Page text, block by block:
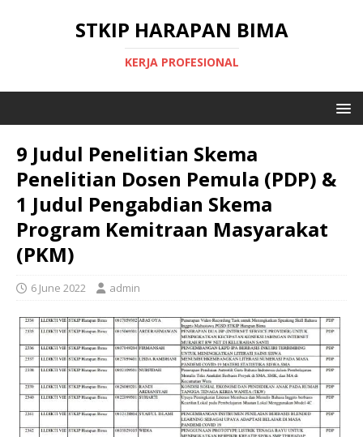
STKIP HARAPAN BIMA
KERJA PROFESIONAL
9 Judul Penelitian Skema
Penelitian Dosen Pemula (PDP) &
1 Judul Pengabdian Skema
Program Kemitraan Masyarakat
(PKM)
6 June 2022 admin